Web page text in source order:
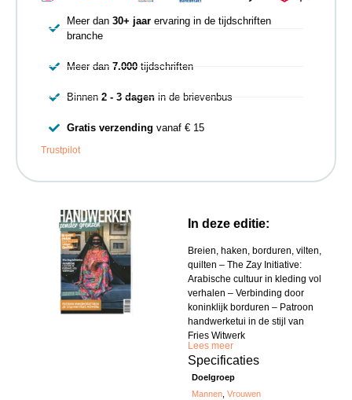
In deze editie:
Breien, haken, borduren, vilten,
quilten – The Zay Initiative:
Arabische cultuur in kleding vol
verhalen – Verbinding door
koninklijk borduren – Patroon
handwerketui in de stijl van
Fries Witwerk
Lees meer
Specificaties
Doelgroep
Mannen,Vrouwen
Meer dan 30+ jaarervaring in de tijdschriften
branche
Meer dan 7.000tijdschriften
Binnen 2 - 3 dagenin de brievenbus
Gratis verzending vanaf € 15
Trustpilot